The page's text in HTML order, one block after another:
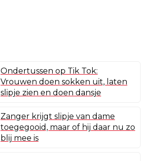
Ondertussen op Tik Tok:
Vrouwen doen sokken uit, laten
slipje zien en doen dansje
Zanger krijgt slipje van dame
toegegooid, maar of hij daar nu zo
blij mee is